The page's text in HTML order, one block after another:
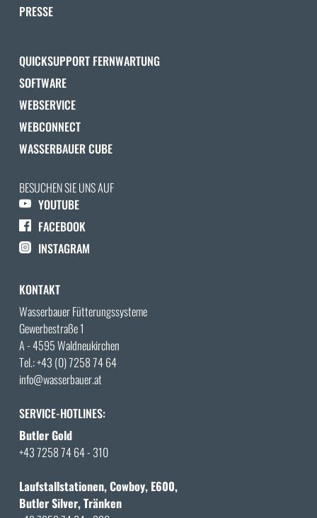
PRESSE
QUICKSUPPORT FERNWARTUNG
SOFTWARE
WEBSERVICE
WEBCONNECT
WASSERBAUER CUBE
BESUCHEN SIE UNS AUF
YOUTUBE
FACEBOOK
INSTAGRAM
KONTAKT
Wasserbauer Fütterungssysteme
Gewerbestraße 1
A - 4595 Waldneukirchen
Tel.:+43 (0) 7258 74 64
info@wasserbauer.at
SERVICE-HOTLINES:
Butler Gold
+43 7258 74 64 - 310
Laufstallstationen, Cowboy, E600,
Butler Silver, Tränken